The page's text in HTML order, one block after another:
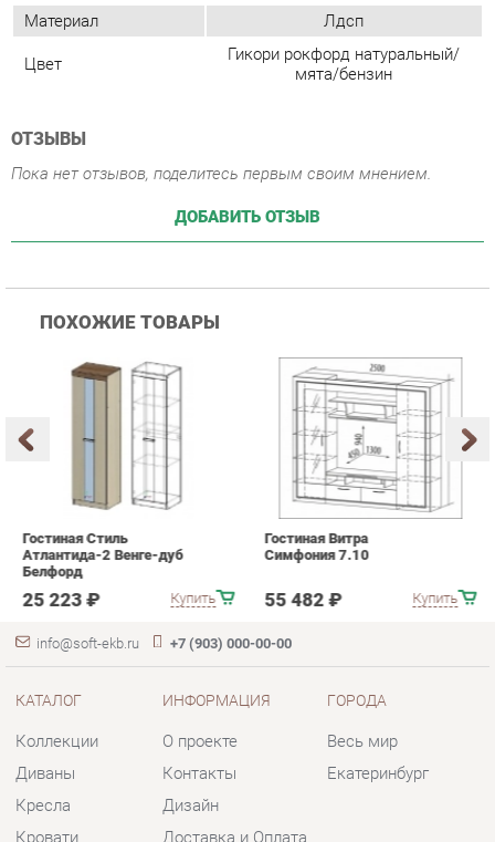
Пока нет отзывов, поделитесь первым своим мнением.
ДОБАВИТЬ ОТЗЫВ
Купить
Гостиная Стиль
Атлантида-2 Венге-дуб
25 223 ₽ Купить
Гостиная Витра
Симфония 7.10
55 482 ₽
+7 (903) 000-00-00
Коллекции
Диваны
Кровати
Обувницы
Комплектующие
О проекте
Контакты
Доставка и Оплата
Гарантия
Помощь
ГОРОДА
Весь мир
Екатеринбург
КОНТАКТЫ